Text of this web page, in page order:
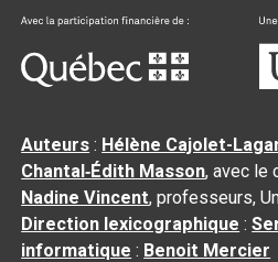
Auteurs : Hélène Cajolet-
Chantal‑Édith Masson, avec le
Nadine Vincent, professeurs,
Direction lexicographique :
informatique : Benoit Mercier